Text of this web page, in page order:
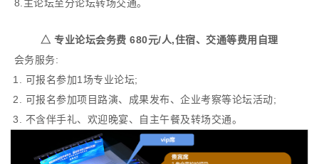
8.主论坛至分论坛转场交通。
△专业论坛会务费 680元/人,住宿、交通等费用自理
会务服务:
1. 可报名参加1场专业论坛;
2. 可报名参加项目路演、成果发布、企业考察等论坛活动;
3. 不含伴手礼、欢迎晚宴、自主午餐及转场交通。